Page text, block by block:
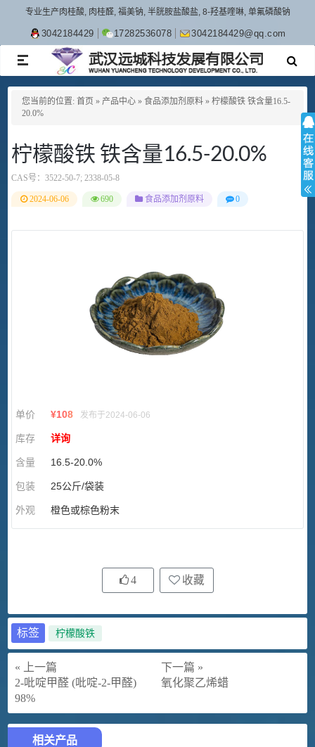
专业生产肉桂酸, 肉桂醛, 福美钠, 半胱胺盐酸盐, 8-羟基喹啉, 单氟磷酸钠
3042184429 17282536078 3042184429@qq.com
TOGGLE
NAVIGATION
您当前的位置: 首页 » 产品中心 » 食品添加剂原料 » 柠檬酸铁 铁含量16.5-
20.0%
柠檬酸铁 铁含量16.5-20.0%
CAS号： 3522-50-7; 2338-05-8
2024-06-06 690 食品添加剂原料 0
单价 ¥108 发布于2024-06-06
库存 详询
含量 16.5-20.0%
包装 25公斤/袋装
外观 橙色或棕色粉末
4 收藏
标签 柠檬酸铁
« 上一篇
2-吡啶甲醛 (吡啶-2-甲醛)
98%
下一篇 »
氧化聚乙烯蜡
相关产品